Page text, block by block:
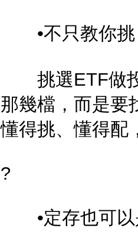
•不只教你挑
挑選ETF做投
那幾檔，而是要
懂得挑、懂得配
?
•定存也可以